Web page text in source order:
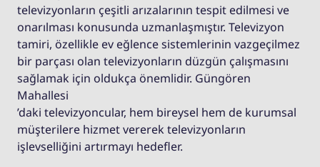
televizyonların çeşitli arızalarının tespit edilmesi ve
onarılması konusunda uzmanlaşmıştır. Televizyon
tamiri, özellikle ev eğlence sistemlerinin vazgeçilmez
bir parçası olan televizyonların düzgün çalışmasını
sağlamak için oldukça önemlidir. Güngören
Mahallesi
’daki televizyoncular, hem bireysel hem de kurumsal
müşterilere hizmet vererek televizyonların
işlevselliğini artırmayı hedefler.